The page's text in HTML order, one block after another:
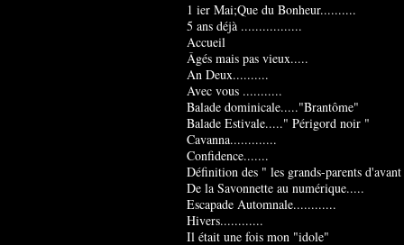
1 ier Mai;Que du Bonheur..........
5 ans déjà .................
Accueil
Âgés mais pas vieux.....
An Deux..........
Avec vous ...........
Balade dominicale....."Brantôme"
Balade Estivale....." Périgord noir "
Cavanna.............
Confidence.......
Définition des " les grands-parents
De la Savonnette au numérique.....
Escapade Automnale............
Hivers............
Il était une fois mon "idole"